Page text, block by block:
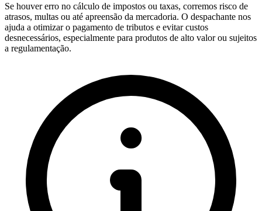
Se houver erro no cálculo de impostos ou taxas, corremos risco de
atrasos, multas ou até apreensão da mercadoria. O despachante nos
ajuda a otimizar o pagamento de tributos e evitar custos
desnecessários, especialmente para produtos de alto valor ou sujeitos
a regulamentação.